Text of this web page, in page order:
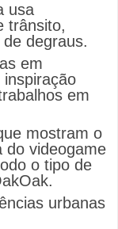
usa
trânsito,
degraus.
em
em
mostram o
do videogame
o tipo de
urbanas